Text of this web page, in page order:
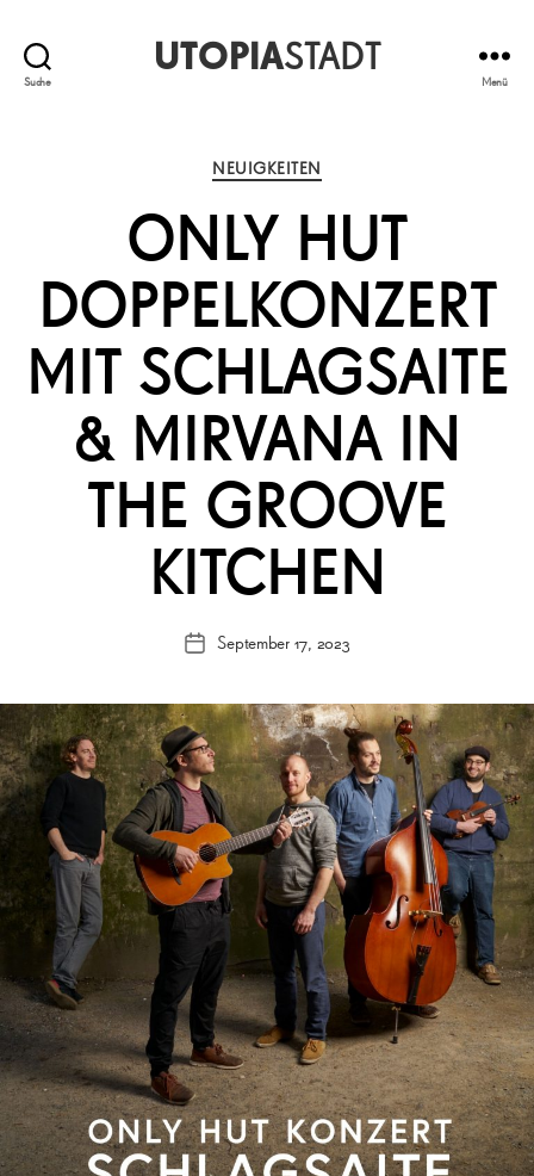
Suche
UTOPIASTADT
Menü
Kategorien
NEUIGKEITEN
ONLY HUT
DOPPELKONZERT
MIT SCHLAGSAITE
& MIRVANA IN
THE GROOVE
KITCHEN
Veröffentlichungsdatum
September 17, 2023